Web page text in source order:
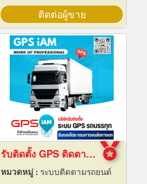
ติดต่อผู้ขาย
รับติดตั้ง GPS ติดตามรถบรรทุก
หมวดหมู่ : ระบบติดตามรถยนต์